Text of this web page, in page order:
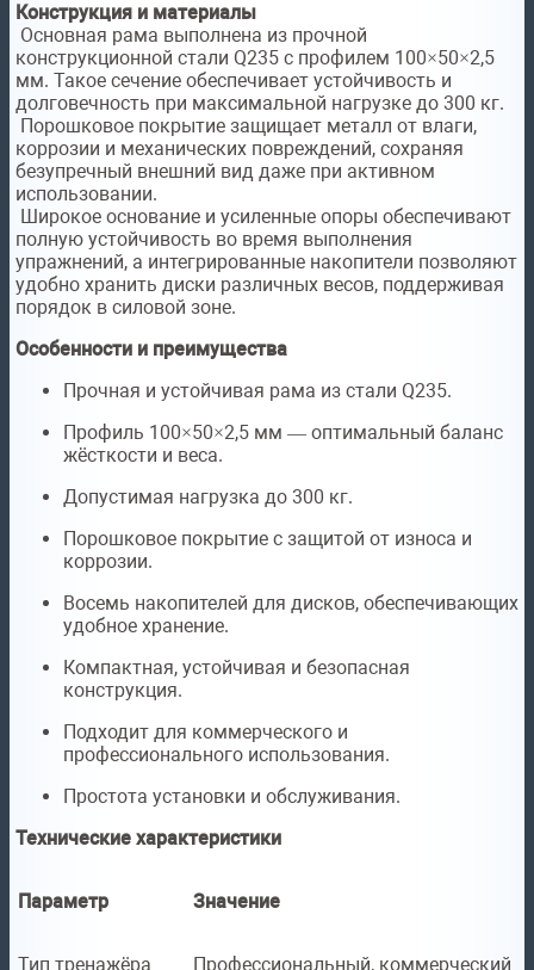
Конструкция и материалы
Основная рама выполнена из прочной
конструкционной стали Q235 с профилем 100×50×2,5
мм. Такое сечение обеспечивает устойчивость и
долговечность при максимальной нагрузке до 300 кг.
Порошковое покрытие защищает металл от влаги,
коррозии и механических повреждений, сохраняя
безупречный внешний вид даже при активном
использовании.
Широкое основание и усиленные опоры обеспечивают
полную устойчивость во время выполнения
упражнений, а интегрированные накопители позволяют
удобно хранить диски различных весов, поддерживая
порядок в силовой зоне.
Особенности и преимущества
Прочная и устойчивая рама из стали Q235.
Профиль 100×50×2,5 мм — оптимальный баланс
жёсткости и веса.
Допустимая нагрузка до 300 кг.
Порошковое покрытие с защитой от износа и
коррозии.
Восемь накопителей для дисков, обеспечивающих
удобное хранение.
Компактная, устойчивая и безопасная
конструкция.
Подходит для коммерческого и
профессионального использования.
Простота установки и обслуживания.
Технические характеристики
Параметр Значение
Тип тренажёра Профессиональный, коммерческий